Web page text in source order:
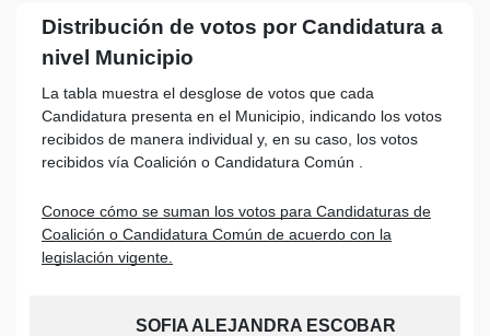
Distribución de votos por Candidatura a
nivel Municipio
La tabla muestra el desglose de votos que cada
Candidatura presenta en el Municipio, indicando los votos
recibidos de manera individual y, en su caso, los votos
recibidos vía Coalición o Candidatura Común .
Conoce cómo se suman los votos para Candidaturas de
Coalición o Candidatura Común de acuerdo con la
legislación vigente.
SOFIA ALEJANDRA ESCOBAR